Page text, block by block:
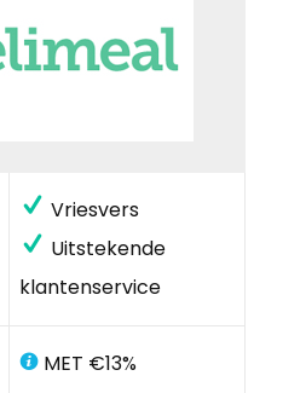
Vriesvers
Uitstekende
klantenservice
MET €13%